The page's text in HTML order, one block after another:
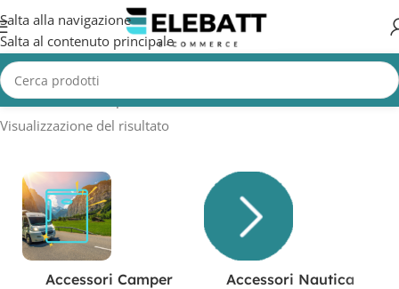
Salta alla navigazione
Salta al contenuto principale
Home/Prodotto Capacità in AH/8.5 Ah
Visualizzazione del risultato
Accessori Camper
Accessori Nautica